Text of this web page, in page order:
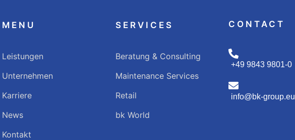
MENU
Leistungen
Unternehmen
Karriere
News
Kontakt
SERVICES
Beratung & Consulting
Maintenance Services
Retail
bk World
CONTACT
+49 9843 9801-0
info@bk-group.eu